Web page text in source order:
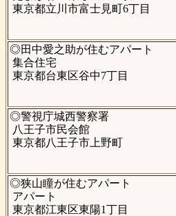
東京都立川市富士見町6丁目
◎田中愛之助が住むアパート
集合住宅
東京都台東区谷中7丁目
◎警視庁城西警察署
八王子市民会館
東京都八王子市上野町
◎狭山瞳が住むアパート
アパート
東京都江東区東陽1丁目